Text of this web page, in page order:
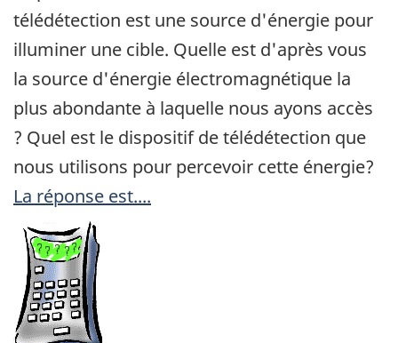
télédétection est une source d'énergie pour
illuminer une cible. Quelle est d'après vous
la source d'énergie électromagnétique la
plus abondante à laquelle nous ayons accès
? Quel est le dispositif de télédétection que
nous utilisons pour percevoir cette énergie?
La réponse est....